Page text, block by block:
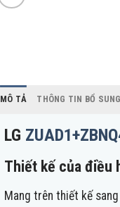
MÔ TẢ THÔNG TIN BỔ SUNG
LG
Thiết kế của điều
Mang trên thiết kế